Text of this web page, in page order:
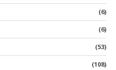
(6)
(6)
(53)
(108)